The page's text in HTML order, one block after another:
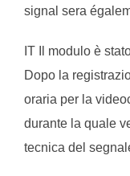
signal sera
IT Il modulo è
Dopo la
oraria per la
durante la quale
tecnica del